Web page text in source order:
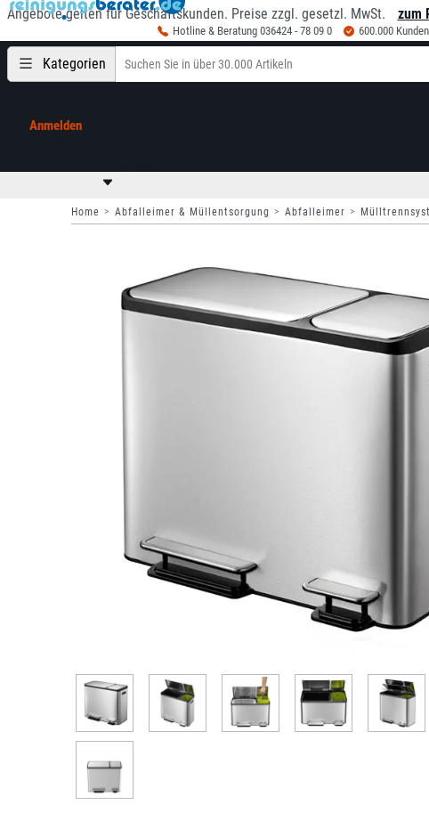
Angebote gelten für Geschäftskunden. Preise zzgl. gesetzl. MwSt. zum
Hotline & Beratung 036424 - 78 09 0 600.000 Kunden
Kategorien
Anmelden
Home Abfalleimer & Müllentsorgung Abfalleimer